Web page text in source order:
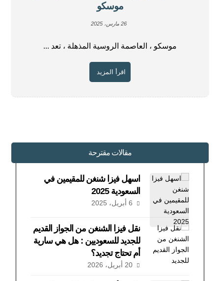
موسكو
26 مارس، 2025
موسكو ، العاصمة الروسية المذهلة ، تعد ...
اقرأ المزيد
مقالات مقترحة
اسهل فيزا شنغن للمقيمين في
السعودية 2025
6 أبريل، 2025
نقل فيزا الشنغن من الجواز القديم
للجديد للسعوديين : هل هي سارية
أم تحتاج تجديد؟
20 أبريل، 2026